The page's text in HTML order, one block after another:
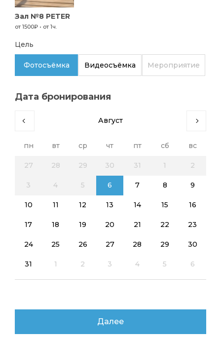
Зал №8 PETER
от 1500₽ • от 1ч.
Цель
Фотосъёмка Видеосъёмка Мероприятие
Дата бронирования
Август
пн вт ср чт пт сб вс
27 28 29 30 31 1 2
3 4 5 6 7 8 9
10 11 12 13 14 15 16
17 18 19 20 21 22 23
24 25 26 27 28 29 30
31 1 2 3 4 5 6
Далее